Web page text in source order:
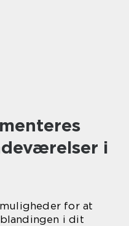
i
for at
i dit